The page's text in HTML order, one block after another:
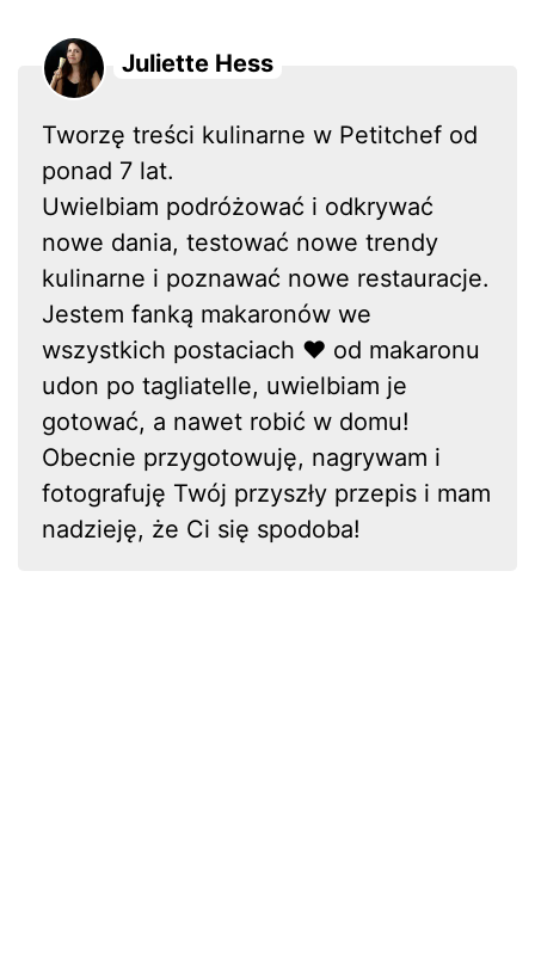
Juliette Hess
Tworzę treści kulinarne w Petitchef od
ponad 7 lat.
Uwielbiam podróżować i odkrywać
nowe dania, testować nowe trendy
kulinarne i poznawać nowe restauracje.
Jestem fanką makaronów we
wszystkich postaciach ❤ od makaronu
udon po tagliatelle, uwielbiam je
gotować, a nawet robić w domu!
Obecnie przygotowuję, nagrywam i
fotografuję Twój przyszły przepis i mam
nadzieję, że Ci się spodoba!